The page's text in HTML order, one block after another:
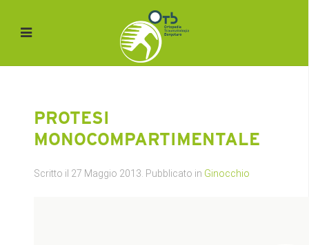
PROTESI
MONOCOMPARTIMENTALE
Scritto il 27 Maggio 2013 . Pubblicato in Ginocchio